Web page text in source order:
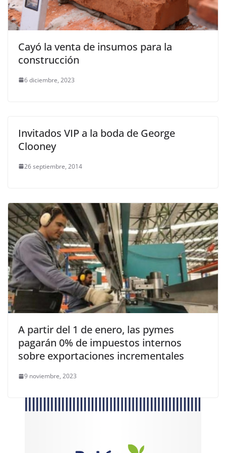
Cayó la venta de insumos para la
construcción
6 diciembre, 2023
Invitados VIP a la boda de George
Clooney
26 septiembre, 2014
A partir del 1 de enero, las pymes
pagarán 0% de impuestos internos
sobre exportaciones incrementales
9 noviembre, 2023